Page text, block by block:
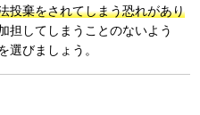
投棄をされてしまう恐れがあり
担してしまうことのないよう
選びましょう。